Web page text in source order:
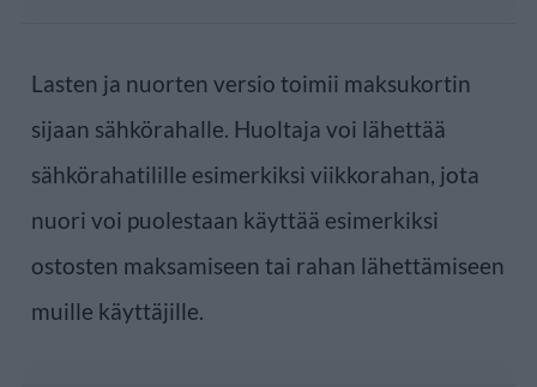
Lasten ja nuorten versio toimii maksukortin
sijaan sähkörahalle. Huoltaja voi lähettää
sähkörahatilille esimerkiksi viikkorahan, jota
nuori voi puolestaan käyttää esimerkiksi
ostosten maksamiseen tai rahan lähettämiseen
muille käyttäjille.